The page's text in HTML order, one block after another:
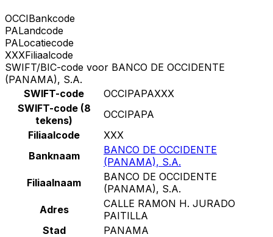
OCCIBankcode
PALandcode
PALocatiecode
XXXFiliaalcode
SWIFT/BIC-code voor BANCO DE OCCIDENTE
(PANAMA), S.A.
SWIFT-code
OCCIPAPAXXX
SWIFT-code (8
tekens)
OCCIPAPA
Filiaalcode
XXX
Banknaam
BANCO DE OCCIDENTE
(PANAMA), S.A.
Filiaalnaam
BANCO DE OCCIDENTE
(PANAMA), S.A.
Adres
CALLE RAMON H. JURADO
PAITILLA
Stad
PANAMA